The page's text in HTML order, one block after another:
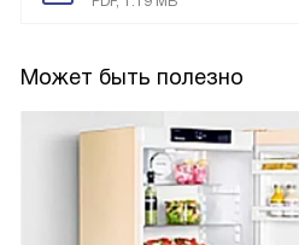
Может быть полезно